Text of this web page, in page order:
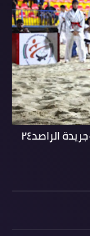
الراصد٢٤